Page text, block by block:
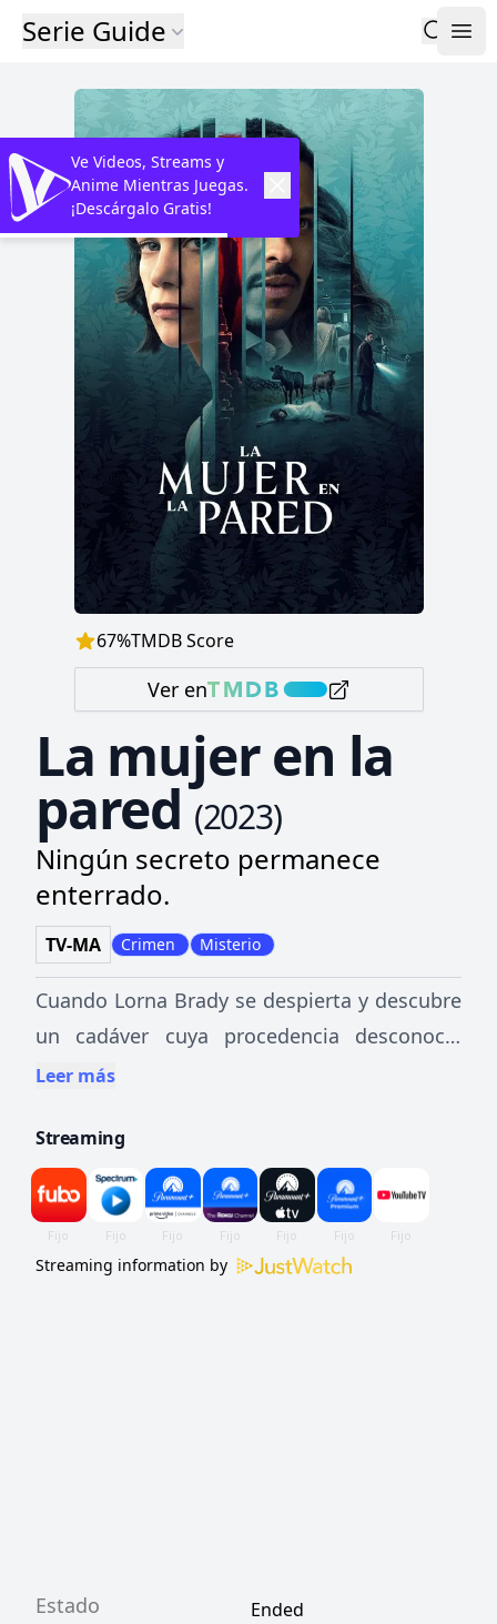
Serie Guide
67%TMDB Score
Ver en
La mujer en la
pared (2023)
Ningún secreto permanece
enterrado.
TV-MA Crimen Misterio
Cuando Lorna Brady se despierta y descubre
un cadáver cuya procedencia desconoce,
esta y el inspector dublinés Colman Akande
investigación en un pueblo cargado de viejos
secretos en el que tratarán de buscar
respuestas.
Leer más
Streaming
Streaming information by
Estado Ended
Ve Videos, Streams y
Anime Mientras Juegas.
¡Descárgalo Gratis!